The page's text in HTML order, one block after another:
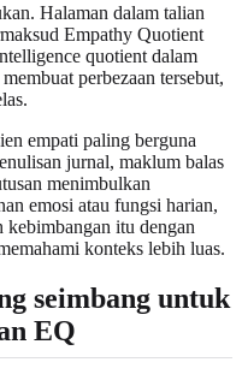
Halaman dalam talian
Empathy Quotient
quotient dalam
perbezaan tersebut,
empati paling berguna
jurnal, maklum balas
menimbulkan
emosi atau fungsi harian,
itu dengan
konteks lebih luas.
seimbang untuk
EQ